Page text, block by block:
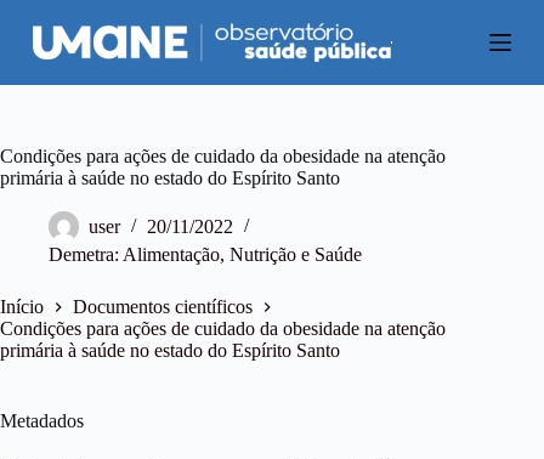
P
u
a
a
r
t
e
ú
Condições para ações de cuidado da obesidade na atenção
primária à saúde no estado do Espírito Santo
user
20/11/2022
Demetra: Alimentação, Nutrição e Saúde
Início
Documentos científicos
Condições para ações de cuidado da obesidade na atenção
primária à saúde no estado do Espírito Santo
Metadados